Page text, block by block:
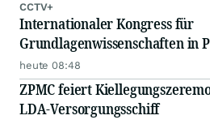
CCTV+
Internationaler Kongress für
Grundlagenwissenschaften in
heute 08:48
ZPMC feiert
LDA-Versorgungsschiff